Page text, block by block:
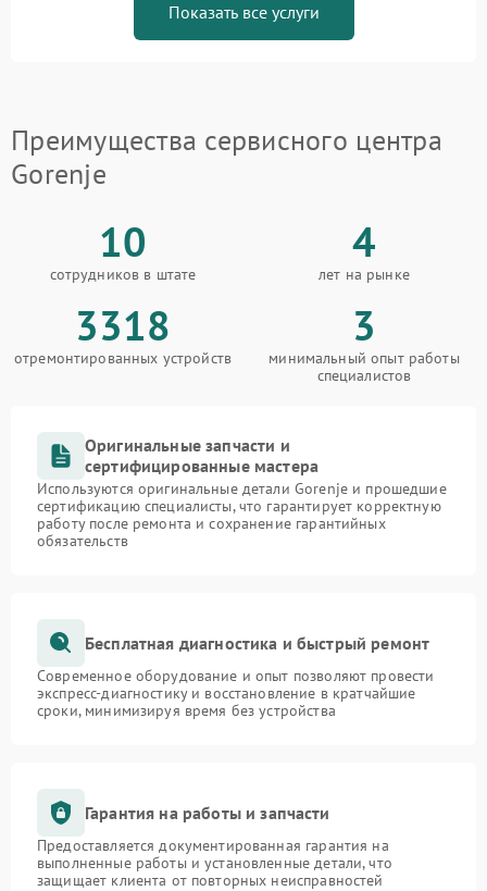
Показать все услуги
Преимущества сервисного центра
Gorenje
10
сотрудников в штате
4
лет на рынке
3318
отремонтированных устройств
3
минимальный опыт работы
специалистов
Оригинальные запчасти и
сертифицированные мастера
Используются оригинальные детали Gorenje и прошедшие
сертификацию специалисты, что гарантирует корректную
работу после ремонта и сохранение гарантийных
обязательств
Бесплатная диагностика и быстрый ремонт
Современное оборудование и опыт позволяют провести
экспресс-диагностику и восстановление в кратчайшие
сроки, минимизируя время без устройства
Гарантия на работы и запчасти
Предоставляется документированная гарантия на
выполненные работы и установленные детали, что
защищает клиента от повторных неисправностей